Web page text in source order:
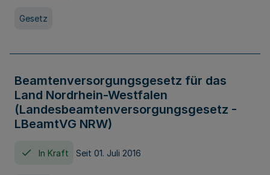
Gesetz
Beamtenversorgungsgesetz für das
Land Nordrhein-Westfalen
(Landesbeamtenversorgungsgesetz -
LBeamtVG NRW)
In Kraft Seit 01. Juli 2016